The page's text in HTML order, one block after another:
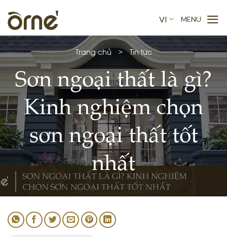
content
VI
Trang chủ > Tin tức
Sơn ngoại thất là gì?
Kinh nghiệm chọn
sơn ngoại thất tốt
nhất